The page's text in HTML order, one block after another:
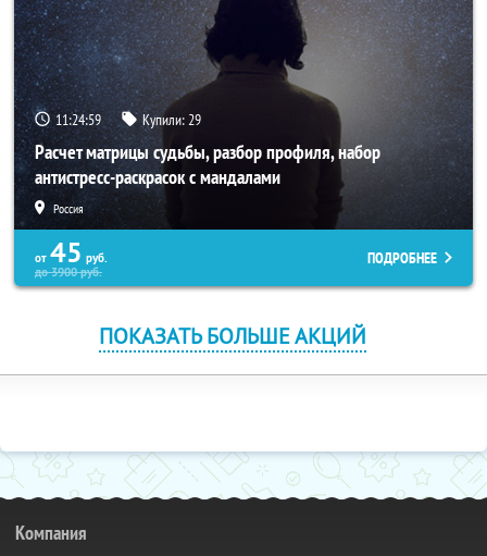
11:24:56 Купили:29
Расчет матрицы судьбы, разбор профиля, набор
антистресс-раскрасок с мандалами
Россия
от 45 руб.
до3900руб.
ПОДРОБНЕЕ
ПОКАЗАТЬ БОЛЬШЕ АКЦИЙ
Компания